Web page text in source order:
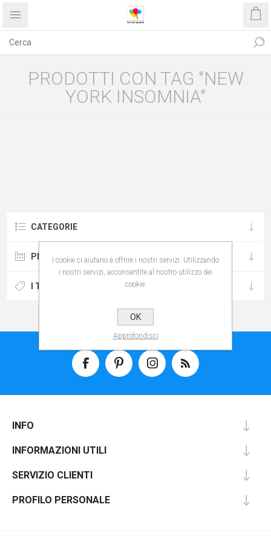
PRODOTTI CON TAG "NEW
YORK INSOMNIA"
CATEGORIE
PRODUTTORI
I TAG PIÙ POPOLARI
INFO
INFORMAZIONI UTILI
SERVIZIO CLIENTI
PROFILO PERSONALE
I cookie ci aiutano a offrire i nostri servizi. Utilizzando
i nostri servizi, acconsentite al nostro utilizzo dei
cookie.
OK
Approfondisci